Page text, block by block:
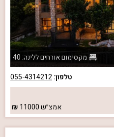
מקסימום אורחים ללינה: 40
טלפון:055-4314212
אמצ״ש11000